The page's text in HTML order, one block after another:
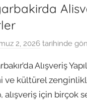
2, 2026 tarihinde
Alışveriş
ve kültürel
alışveriş için birçok